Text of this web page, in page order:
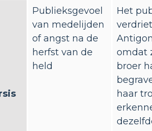
Publieksgevoel
van medelijden
of angst na de
herfst van de
held
Het
omdat
broer
haar